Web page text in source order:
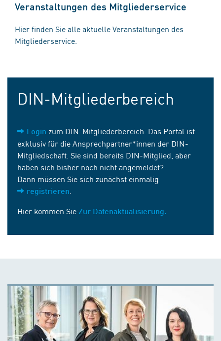
Veranstaltungen des Mitgliederservice
Hier finden Sie alle aktuelle Veranstaltungen des
Mitgliederservice.
DIN-Mitgliederbereich
Login zum DIN-Mitgliederbereich. Das Portal ist
exklusiv für die Ansprechpartner*innen der DIN-
Mitgliedschaft. Sie sind bereits DIN-Mitglied, aber
haben sich bisher noch nicht angemeldet?
Dann müssen Sie sich zunächst einmalig
registrieren
Hier kommen Sie Zur Datenaktualisierung.